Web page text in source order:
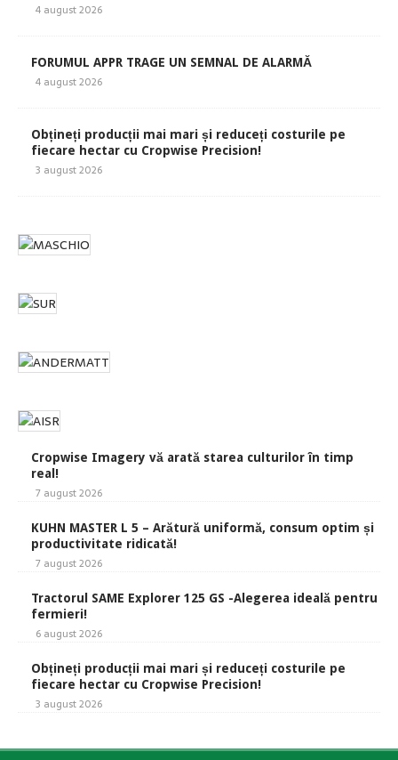
4 august 2026
FORUMUL APPR TRAGE UN SEMNAL DE ALARMĂ
4 august 2026
Obțineți producții mai mari și reduceți costurile pe
fiecare hectar cu Cropwise Precision!
3 august 2026
Cropwise Imagery vă arată starea culturilor în timp
real!
7 august 2026
KUHN MASTER L 5 – Arătură uniformă, consum optim și
productivitate ridicată!
7 august 2026
Tractorul SAME Explorer 125 GS -Alegerea ideală pentru
fermieri!
6 august 2026
Obțineți producții mai mari și reduceți costurile pe
fiecare hectar cu Cropwise Precision!
3 august 2026